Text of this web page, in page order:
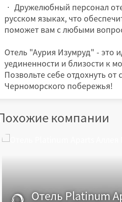
• Дружелюбный персонал
русском языках, что
поможет вам с любыми
Отель "Аурия Изумруд" - это
уединенности и близости к
Позвольте себе отдохнуть от
Черноморского побережья!
компании
Отель Platinum